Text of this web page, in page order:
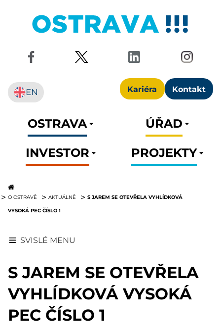
Kariéra Kontakt
EN
OSTRAVA
ÚŘAD
INVESTOR
PROJEKTY
O OSTRAVĚ AKTUÁLNĚ
S JAREM SE OTEVŘELA VYHLÍDKOVÁ
VYSOKÁ PEC ČÍSLO 1
SVISLÉ MENU
S JAREM SE OTEVŘELA
VYHLÍDKOVÁ VYSOKÁ
PEC ČÍSLO 1